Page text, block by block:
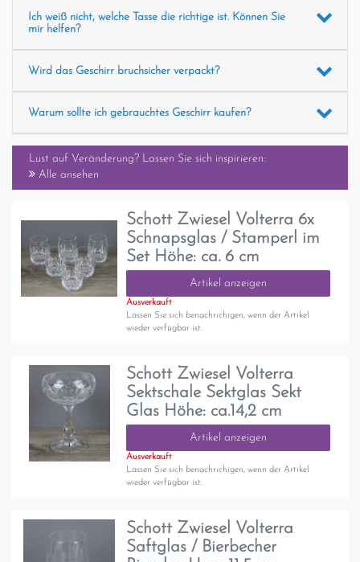
Ich weiß nicht, welche Tasse die richtige ist. Können Sie
mir helfen?
Wird das Geschirr bruchsicher verpackt?
Warum sollte ich gebrauchtes Geschirr kaufen?
Lust auf Veränderung? Lassen Sie sich inspirieren:
Alle ansehen
Schott Zwiesel Volterra 6x
Schnapsglas / Stamperl im
Set Höhe: ca. 6 cm
Artikel anzeigen
Ausverkauft
Lassen Sie sich benachrichigen, wenn der Artikel
wieder verfügbar ist.
Schott Zwiesel Volterra
Sektschale Sektglas Sekt
Glas Höhe: ca.14,2 cm
Artikel anzeigen
Ausverkauft
Lassen Sie sich benachrichigen, wenn der Artikel
wieder verfügbar ist.
Schott Zwiesel Volterra
Saftglas / Bierbecher